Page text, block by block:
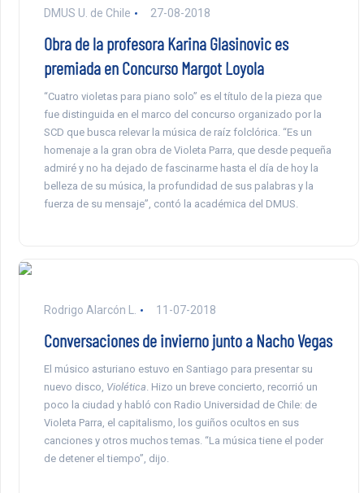
DMUS U. de Chile 27-08-2018
Obra de la profesora Karina Glasinovic es
premiada en Concurso Margot Loyola
“Cuatro violetas para piano solo” es el título de la pieza que
fue distinguida en el marco del concurso organizado por la
SCD que busca relevar la música de raíz folclórica. “Es un
homenaje a la gran obra de Violeta Parra, que desde pequeña
admiré y no ha dejado de fascinarme hasta el día de hoy la
belleza de su música, la profundidad de sus palabras y la
fuerza de su mensaje”, contó la académica del DMUS.
Rodrigo Alarcón L. 11-07-2018
Conversaciones de invierno junto a Nacho Vegas
El músico asturiano estuvo en Santiago para presentar su
nuevo disco, Violética. Hizo un breve concierto, recorrió un
poco la ciudad y habló con Radio Universidad de Chile: de
Violeta Parra, el capitalismo, los guiños ocultos en sus
canciones y otros muchos temas. “La música tiene el poder
de detener el tiempo”, dijo.